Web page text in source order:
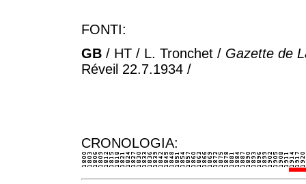
FONTI:
GB / HT / L. Tronchet / Gazette de
Réveil 22.7.1934 /
CRONOLOGIA: